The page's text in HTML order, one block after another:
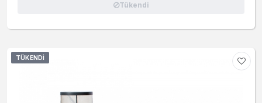
Tükendi
TÜKENDI